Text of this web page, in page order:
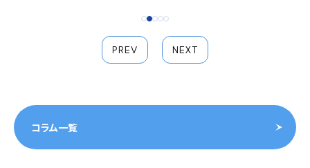
PREV NEXT
コラム一覧